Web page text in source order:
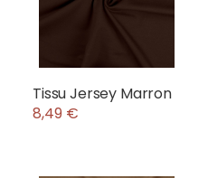
Tissu Jersey Marron
8,49 €